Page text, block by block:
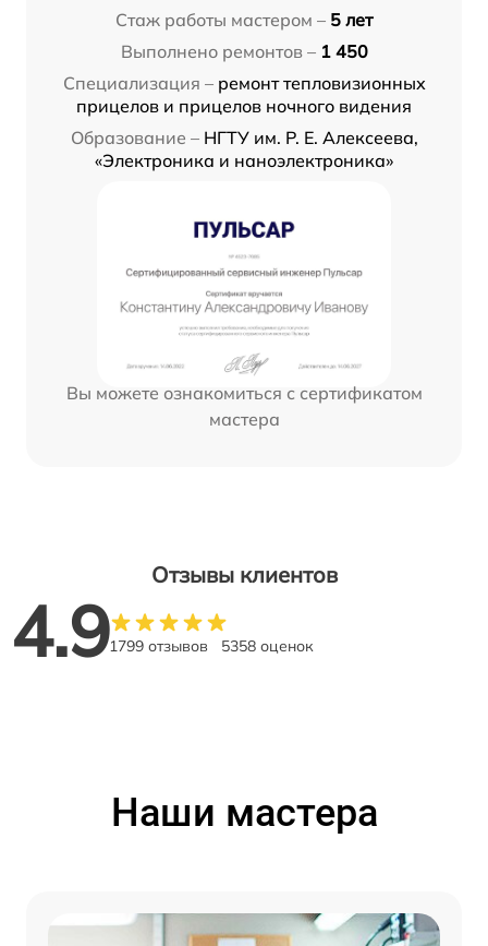
Стаж работы мастером – 5 лет
Выполнено ремонтов – 1 450
Специализация – ремонт тепловизионных
прицелов и прицелов ночного видения
Образование – НГТУ им. Р. Е. Алексеева,
«Электроника и наноэлектроника»
Вы можете ознакомиться с сертификатом
мастера
Отзывы клиентов
4.91799 отзывов 5358 оценок
Наши мастера